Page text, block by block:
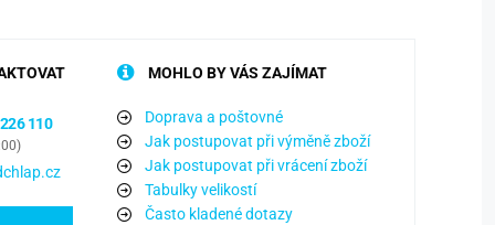
110
MOHLO BY VÁS ZAJÍMAT
Doprava a poštovné
Jak postupovat při výměně zboží
Jak postupovat při vrácení zboží
Tabulky velikostí
Často kladené dotazy